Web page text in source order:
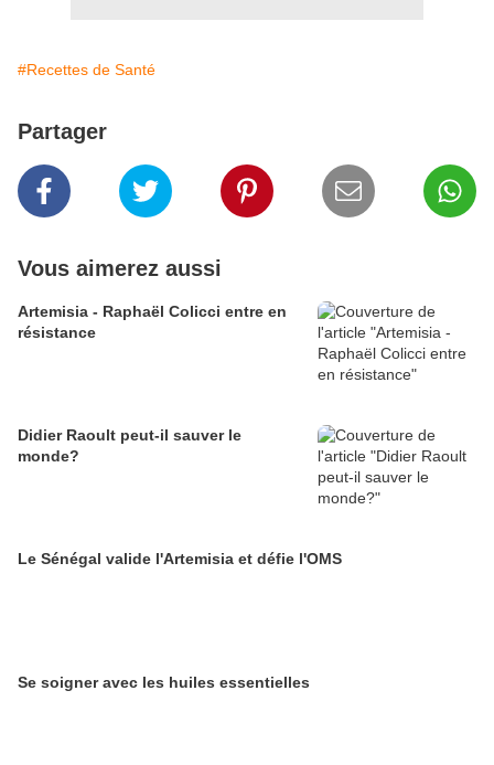
#Recettes de Santé
Partager
Vous aimerez aussi
Artemisia - Raphaël Colicci entre en
résistance
Didier Raoult peut-il sauver le
monde?
Le Sénégal valide l'Artemisia et défie l'OMS
Se soigner avec les huiles essentielles